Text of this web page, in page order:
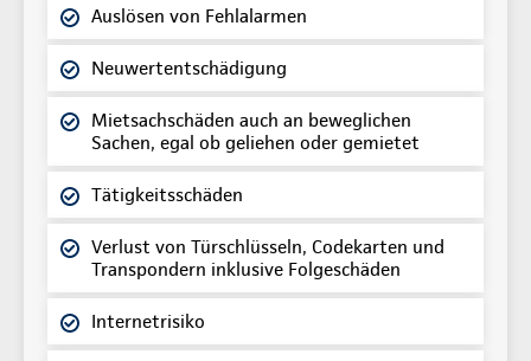
Auslösen von Fehlalarmen
Neuwertentschädigung
Mietsachschäden auch an beweglichen
Sachen, egal ob geliehen oder gemietet
Tätigkeitsschäden
Verlust von Türschlüsseln, Codekarten und
Transpondern inklusive Folgeschäden
Internetrisiko